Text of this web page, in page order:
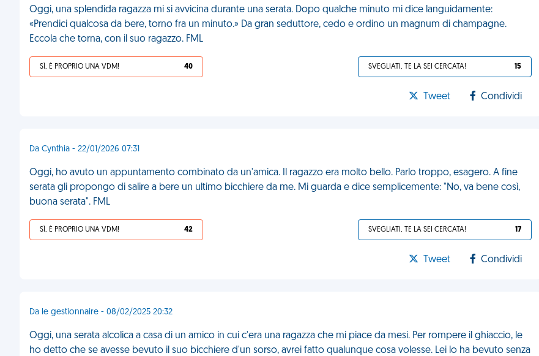
Oggi, una splendida ragazza mi si avvicina durante una serata. Dopo qualche minuto mi dice languidamente:
«Prendici qualcosa da bere, torno fra un minuto.» Da gran seduttore, cedo e ordino un magnum di champagne.
Eccola che torna, con il suo ragazzo. FML
SÌ, È PROPRIO UNA VDM! 40 SVEGLIATI, TE LA SEI CERCATA! 15
Tweet Condividi
Da Cynthia - 22/01/2026 07:31
Oggi, ho avuto un appuntamento combinato da un'amica. Il ragazzo era molto bello. Parlo troppo, esagero. A fine
serata gli propongo di salire a bere un ultimo bicchiere da me. Mi guarda e dice semplicemente: "No, va bene così,
buona serata". FML
SÌ, È PROPRIO UNA VDM! 42 SVEGLIATI, TE LA SEI CERCATA! 17
Tweet Condividi
Da le gestionnaire - 08/02/2025 20:32
Oggi, una serata alcolica a casa di un amico in cui c'era una ragazza che mi piace da mesi. Per rompere il ghiaccio, le
ho detto che se avesse bevuto il suo bicchiere d'un sorso, avrei fatto qualunque cosa volesse. Lei lo ha bevuto senza